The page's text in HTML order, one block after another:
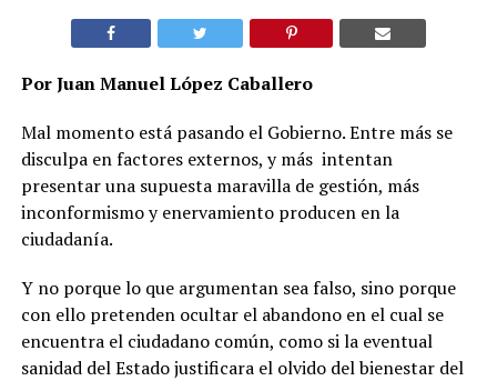
Por Juan Manuel López Caballero
Mal momento está pasando el Gobierno. Entre más se
disculpa en factores externos, y más intentan
presentar una supuesta maravilla de gestión, más
inconformismo y enervamiento producen en la
ciudadanía.
Y no porque lo que argumentan sea falso, sino porque
con ello pretenden ocultar el abandono en el cual se
encuentra el ciudadano común, como si la eventual
sanidad del Estado justificara el olvido del bienestar del